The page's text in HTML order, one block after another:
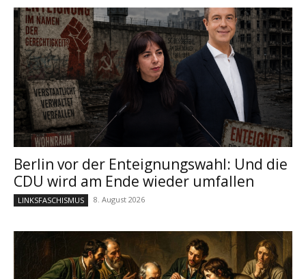
Berlin vor der Enteignungswahl: Und die
CDU wird am Ende wieder umfallen
LINKSFASCHISMUS 8. August 2026